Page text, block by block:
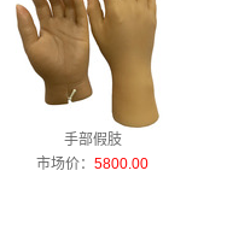
手部假肢
市场价：5800.00